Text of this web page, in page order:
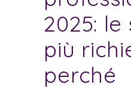
2025: le
più
perché